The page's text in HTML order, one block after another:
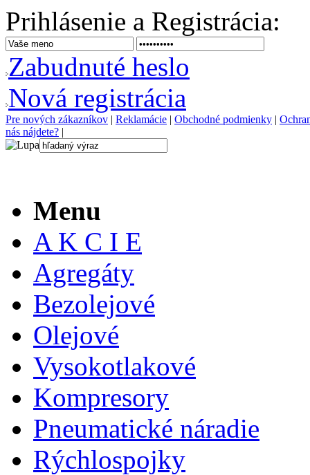
Prihlásenie a Registrácia:
Zabudnuté heslo
Nová registrácia
Pre nových zákazníkov | Reklamácie | Obchodné podmienky | O
nás nájdete? |
Menu
A K C I E
Agregáty
Bezolejové
Olejové
Vysokotlakové
Kompresory
Pneumatické náradie
Rýchlospojky